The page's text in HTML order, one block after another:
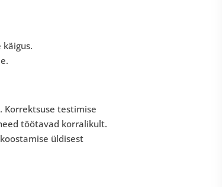
Korrektsuse testimise
töötavad korralikult.
üldisest